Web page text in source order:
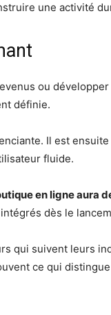
une activité
ou
définie.
Il est
fluide.
en ligne aura
dès le
qui suivent leurs
ce qui